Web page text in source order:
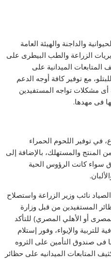
والداجنة والهيئة العامة
الزراعة والطب البيطرى على
الميدانية على
مع توفير كافة أوجه الدعم
أى مشكلات تواجه المستفيدين
فى مهدها.
في توفير اللحوم الحمراء
والمستهلك، بالإضافة إلى
سواء كانت الرؤوس الحية
نائب وزير الزراعة واستصلاح
المستفيدين من قبل وزارة
أو الأهلي المصري) للتأكد
والإيواء، وفور إستلام
فى صندوق التأمين على الثروه
المتابعات الميدانيه على حظائر